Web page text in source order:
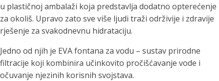
u plastičnoj ambalaži koja predstavlja dodatno opterećenje
za okoliš. Upravo zato sve više ljudi traži održivije i zdravije
rješenje za svakodnevnu hidrataciju.
Jedno od njih je EVA fontana za vodu – sustav prirodne
filtracije koji kombinira učinkovito pročišćavanje vode i
očuvanje njezinih korisnih svojstava.
Tuš glave
filtriranje vode za tuširanje
Vrčevi za
Potpuno prijenosno